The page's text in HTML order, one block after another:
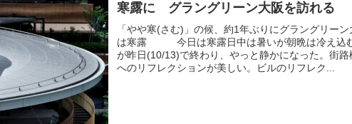
寒露に グラングリーン大阪を訪れる
「やや寒(さむ)」の候、約1年ぶりにグラングリー
は寒露 今日は寒露日中は暑いが朝晩は冷え込
が昨日(10/13)で終わり、やっと静かになった。街路
へのリフレクションが美しい。ビルのリフレク...